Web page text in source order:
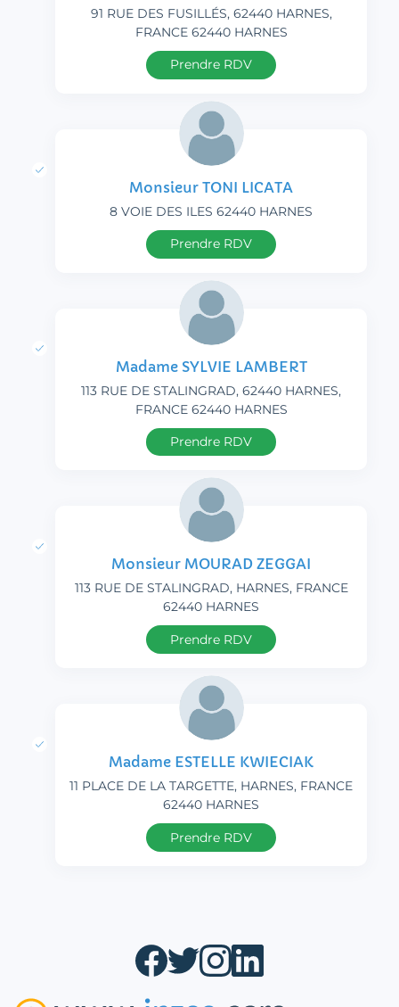
91 RUE DES FUSILLÉS, 62440 HARNES,
FRANCE 62440 HARNES
Prendre RDV
Monsieur TONI LICATA
8 VOIE DES ILES 62440 HARNES
Prendre RDV
Madame SYLVIE LAMBERT
113 RUE DE STALINGRAD, 62440 HARNES,
FRANCE 62440 HARNES
Prendre RDV
Monsieur MOURAD ZEGGAI
113 RUE DE STALINGRAD, HARNES, FRANCE
62440 HARNES
Prendre RDV
Madame ESTELLE KWIECIAK
11 PLACE DE LA TARGETTE, HARNES, FRANCE
62440 HARNES
Prendre RDV